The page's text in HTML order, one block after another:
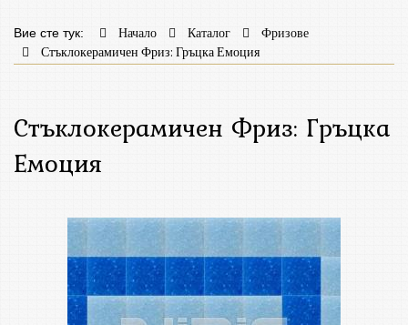
Вие сте тук: Начало Каталог
Фризове
Стъклокерамичен Фриз: Гръцка Емоция
Стъклокерамичен Фриз: Гръцка
Емоция